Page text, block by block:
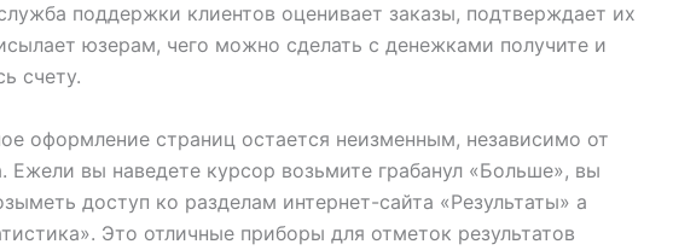
поддержки клиентов оценивает заказы, подтверждает их
юзерам, чего можно сделать с денежками получите и
счету.
оформление страниц остается неизменным, независимо от
Ежели вы наведете курсор возьмите грабанул «Больше», вы
доступ ко разделам интернет-сайта «Результаты» а
Это отличные приборы для отметок результатов